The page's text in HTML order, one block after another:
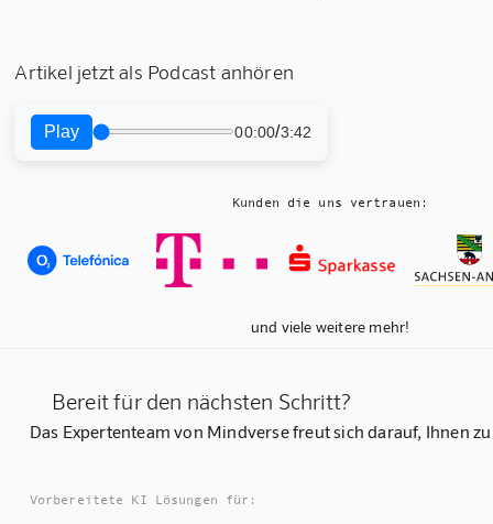
Artikel jetzt als Podcast anhören
Play 00:00/3:42
Kunden die uns vertrauen:
und viele weitere mehr!
Bereit für den nächsten Schritt?
Das Expertenteam von Mindverse freut sich darauf, Ihnen
Vorbereitete KI Lösungen für: